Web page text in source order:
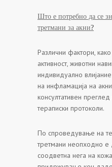
Што е потребно да се
третмани за акни?
Различни фактори,
активност, животни
индивидуално
на инфламација на
консултативен
тераписки протоколи.
По спроведување на
третмани неопходно
соодветна нега на